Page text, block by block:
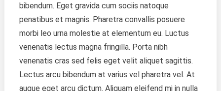
bibendum. Eget gravida cum sociis natoque
penatibus et magnis. Pharetra convallis posuere
morbi leo urna molestie at elementum eu. Luctus
venenatis lectus magna fringilla. Porta nibh
venenatis cras sed felis eget velit aliquet sagittis.
Lectus arcu bibendum at varius vel pharetra vel. At
augue eget arcu dictum. Aliquam eleifend mi in nulla